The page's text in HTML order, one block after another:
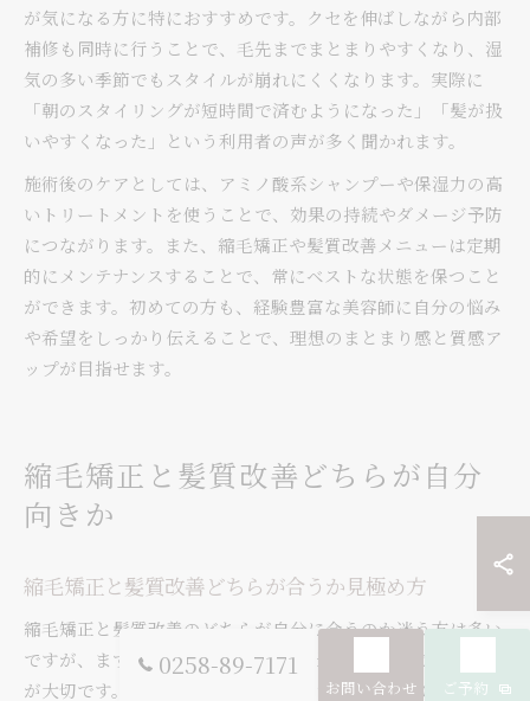
が気になる方に特におすすめです。クセを伸ばしながら内部
補修も同時に行うことで、毛先までまとまりやすくなり、湿
気の多い季節でもスタイルが崩れにくくなります。実際に
「朝のスタイリングが短時間で済むようになった」「髪が扱
いやすくなった」という利用者の声が多く聞かれます。
施術後のケアとしては、アミノ酸系シャンプーや保湿力の高
いトリートメントを使うことで、効果の持続やダメージ予防
につながります。また、縮毛矯正や髪質改善メニューは定期
的にメンテナンスすることで、常にベストな状態を保つこと
ができます。初めての方も、経験豊富な美容師に自分の悩み
や希望をしっかり伝えることで、理想のまとまり感と質感ア
ップが目指せます。
縮毛矯正と髪質改善どちらが自分
向きか
縮毛矯正と髪質改善どちらが合うか見極め方
縮毛矯正と髪質改善のどちらが自分に合うのか迷う方は多い
ですが、まずは髪の悩みと理想の仕上がりを明確にすること
が大切です。強いくせやうねり、広がりをしっかりと抑えた
0258-89-7171
お問い合わせ ご予約